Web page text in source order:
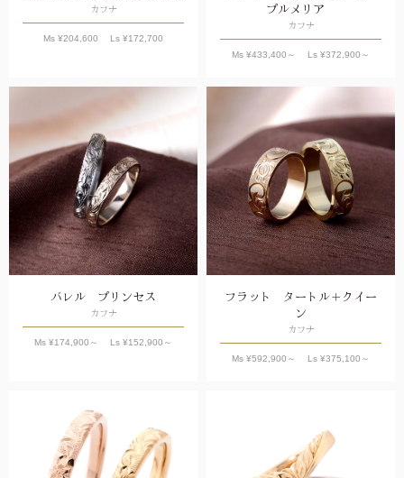
カフナ
Ms ¥204,600 Ls ¥172,700
プルメリア
カフナ
Ms ¥433,400 ～ Ls ¥372,900 ～
バレル プリンセス
カフナ
Ms ¥174,900 ～ Ls ¥152,900 ～
フラット タートル＋クイー
ン
カフナ
Ms ¥592,900 ～ Ls ¥375,100 ～